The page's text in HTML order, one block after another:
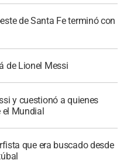
de Santa Fe terminó con
de Lionel Messi
y cuestionó a quienes
el Mundial
que era buscado desde